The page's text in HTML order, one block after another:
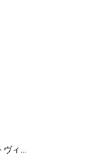
ィ...